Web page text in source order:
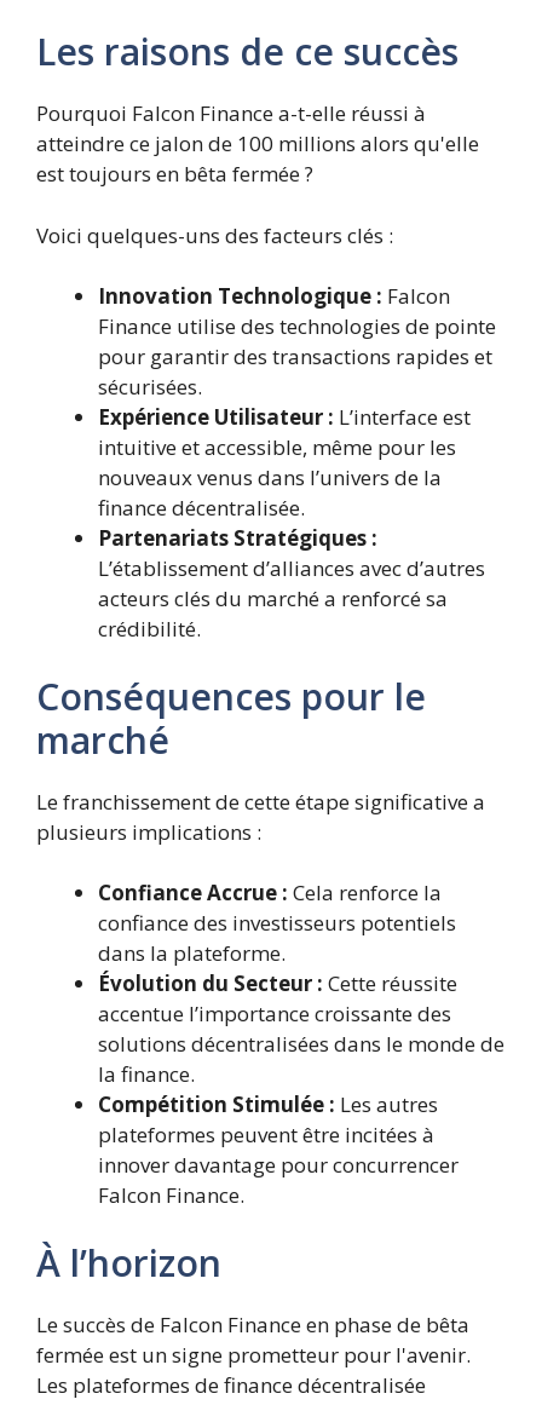
Les raisons de ce succès
Pourquoi Falcon Finance a-t-elle réussi à
atteindre ce jalon de 100 millions alors qu'elle
est toujours en bêta fermée ?
Voici quelques-uns des facteurs clés :
Innovation Technologique : Falcon
Finance utilise des technologies de pointe
pour garantir des transactions rapides et
sécurisées.
Expérience Utilisateur : L’interface est
intuitive et accessible, même pour les
nouveaux venus dans l’univers de la
finance décentralisée.
Partenariats Stratégiques :
L’établissement d’alliances avec d’autres
acteurs clés du marché a renforcé sa
crédibilité.
Conséquences pour le
marché
Le franchissement de cette étape significative a
plusieurs implications :
Confiance Accrue : Cela renforce la
confiance des investisseurs potentiels
dans la plateforme.
Évolution du Secteur : Cette réussite
accentue l’importance croissante des
solutions décentralisées dans le monde de
la finance.
Compétition Stimulée : Les autres
plateformes peuvent être incitées à
innover davantage pour concurrencer
Falcon Finance.
À l’horizon
Le succès de Falcon Finance en phase de bêta
fermée est un signe prometteur pour l'avenir.
Les plateformes de finance décentralisée